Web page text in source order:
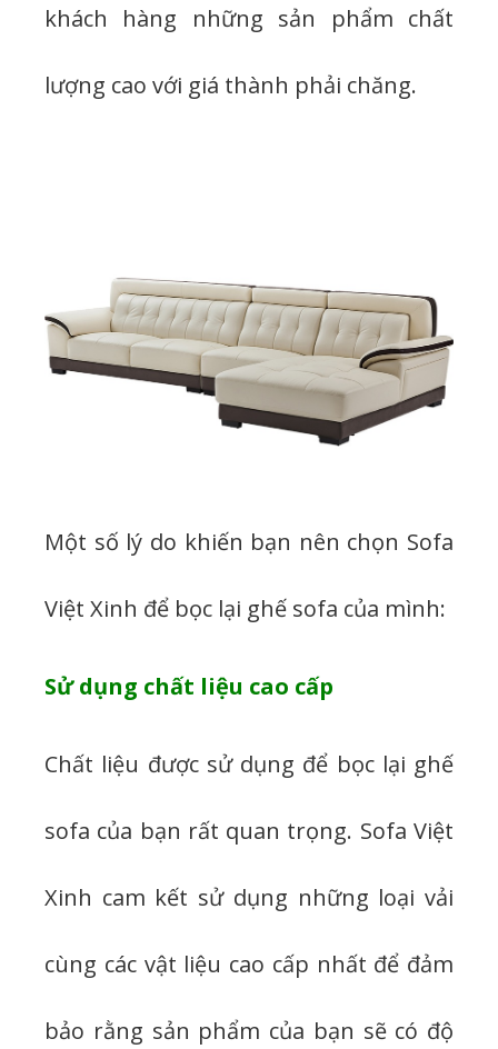
khách hàng những sản phẩm chất
lượng cao với giá thành phải chăng.
Một số lý do khiến bạn nên chọn Sofa
Việt Xinh để bọc lại ghế sofa của mình:
Sử dụng chất liệu cao cấp
Chất liệu được sử dụng để bọc lại ghế
sofa của bạn rất quan trọng. Sofa Việt
Xinh cam kết sử dụng những loại vải
cùng các vật liệu cao cấp nhất để đảm
bảo rằng sản phẩm của bạn sẽ có độ